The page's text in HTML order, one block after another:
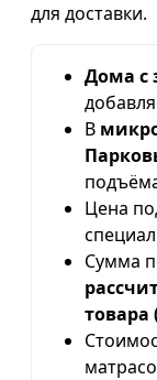
для доставки.
Дома с
В
Цена
Сумма
товара